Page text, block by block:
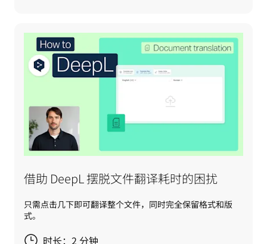
借助 DeepL 摆脱文件翻译耗时的困扰
只需点击几下即可翻译整个文件，同时完全保留格式和版
式。
时长：2 分钟